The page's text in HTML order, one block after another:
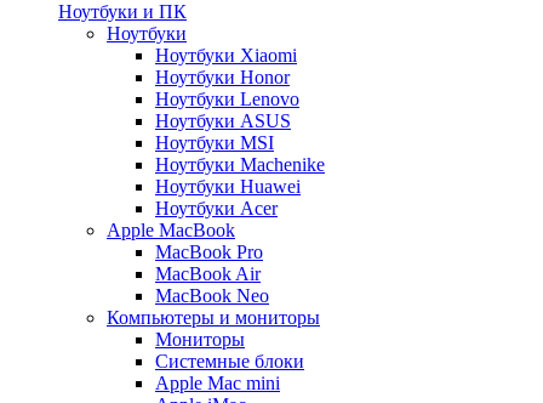
Ноутбуки и ПК
Ноутбуки
Ноутбуки Xiaomi
Ноутбуки Honor
Ноутбуки Lenovo
Ноутбуки ASUS
Ноутбуки MSI
Ноутбуки Machenike
Ноутбуки Huawei
Ноутбуки Acer
Apple MacBook
MacBook Pro
MacBook Air
MacBook Neo
Компьютеры и мониторы
Мониторы
Системные блоки
Apple Mac mini